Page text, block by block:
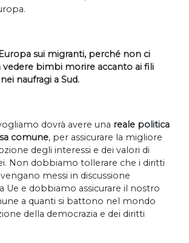
sui migranti, perché non ci
vedere bimbi morire accanto ai fili
naufragi a Sud.
dovrà avere una reale politica
comune, per assicurare la migliore
degli interessi e dei valori di
Non dobbiamo tollerare che i diritti
messi in discussione
Ue e dobbiamo assicurare il nostro
a quanti si battono nel mondo
della democrazia e dei diritti